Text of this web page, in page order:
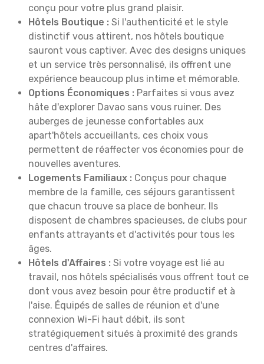
conçu pour votre plus grand plaisir.
Hôtels Boutique : Si l'authenticité et le style
distinctif vous attirent, nos hôtels boutique
sauront vous captiver. Avec des designs uniques
et un service très personnalisé, ils offrent une
expérience beaucoup plus intime et mémorable.
Options Économiques : Parfaites si vous avez
hâte d'explorer Davao sans vous ruiner. Des
auberges de jeunesse confortables aux
apart'hôtels accueillants, ces choix vous
permettent de réaffecter vos économies pour de
nouvelles aventures.
Logements Familiaux : Conçus pour chaque
membre de la famille, ces séjours garantissent
que chacun trouve sa place de bonheur. Ils
disposent de chambres spacieuses, de clubs pour
enfants attrayants et d'activités pour tous les
âges.
Hôtels d'Affaires : Si votre voyage est lié au
travail, nos hôtels spécialisés vous offrent tout ce
dont vous avez besoin pour être productif et à
l'aise. Équipés de salles de réunion et d'une
connexion Wi-Fi haut débit, ils sont
stratégiquement situés à proximité des grands
centres d'affaires.